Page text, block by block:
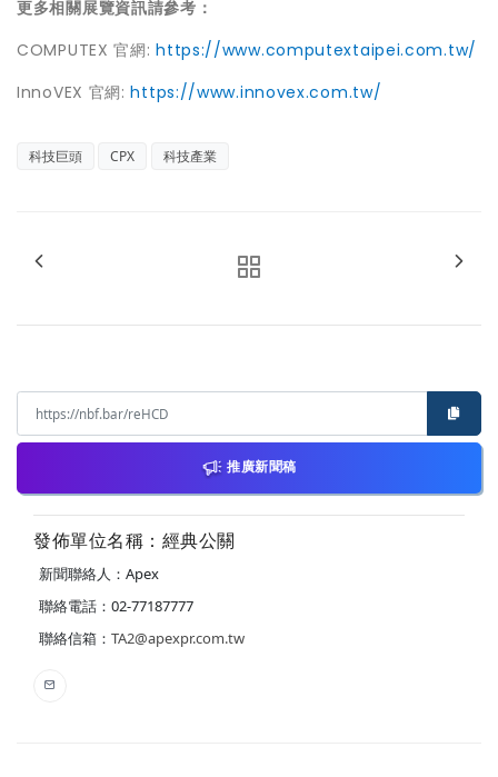
更多相關展覽資訊請參考：
COMPUTEX 官網: https://www.computextaipei.com.tw/
InnoVEX 官網:https://www.innovex.com.tw/
科技巨頭 CPX 科技產業
推廣新聞稿
發佈單位名稱：經典公關
新聞聯絡人：Apex
聯絡電話：02-77187777
聯絡信箱： TA2@apexpr.com.tw